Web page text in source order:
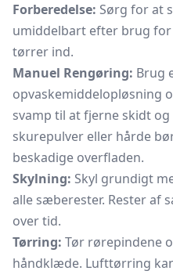
Forberedelse: Sørg for at
umiddelbart efter brug
tørrer ind.
Manuel Rengøring: Brug
opvaskemiddelopløsning
svamp til at fjerne skidt
skurepulver eller hårde
beskadige overfladen.
Skylning: Skyl grundigt
alle sæberester. Rester af
over tid.
Tørring: Tør rørepindene
håndklæde. Lufttørring